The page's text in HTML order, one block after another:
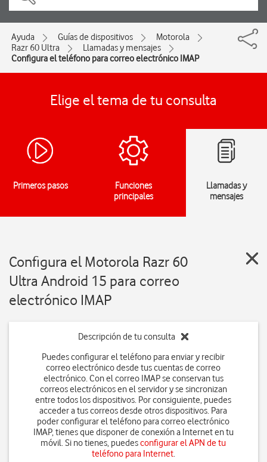
Ayuda Guías de dispositivos
Motorola
Razr 60 Ultra
Llamadas y mensajes
Configura el teléfono para correo electrónico IMAP
Elige el tema de tu consulta
Primeros pasos
Funciones
principales
Llamadas y
mensajes
Configura el Motorola Razr 60
Ultra Android 15 para correo
electrónico IMAP
Descripción de tu consulta
Puedes configurar el teléfono para enviar y recibir
correo electrónico desde tus cuentas de correo
electrónico. Con el correo IMAP se conservan tus
correos electrónicos en el servidor y se sincronizan
entre todos los dispositivos. Por consiguiente, puedes
acceder a tus correos desde otros dispositivos. Para
poder configurar el teléfono para correo electrónico
IMAP, tienes que disponer de conexión a Internet en tu
móvil. Si no tienes, puedesconfigurar el APN de tu
teléfono para Internet.